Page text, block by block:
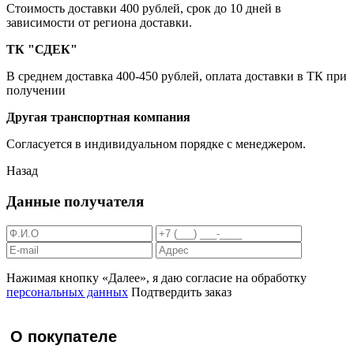
Cтоимость доставки 400 рублей, срок до 10 дней в
зависимости от региона доставки.
ТК "СДЕК"
В среднем доставка 400-450 рублей, оплата доставки в ТК при
получении
Другая транспортная компания
Согласуется в индивидуальном порядке с менеджером.
Назад
Данные получателя
Нажимая кнопку «Далее», я даю согласие на обработку
персональных данных Подтвердить заказ
О покупателе